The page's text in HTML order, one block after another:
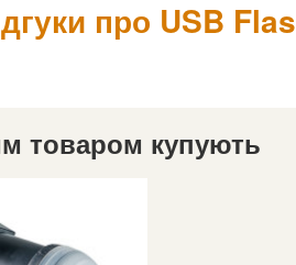
про USB
товаром купують